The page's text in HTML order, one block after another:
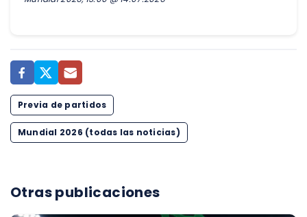
Previa de partidos
Mundial 2026 (todas las noticias)
Otras publicaciones